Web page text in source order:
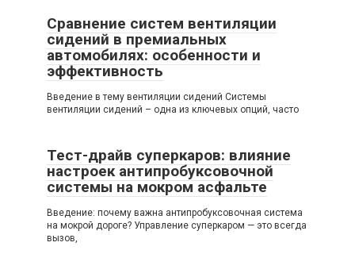
Сравнение систем вентиляции
сидений в премиальных
автомобилях: особенности и
эффективность
Введение в тему вентиляции сидений Системы
вентиляции сидений – одна из ключевых опций, часто
Тест-драйв суперкаров: влияние
настроек антипробуксовочной
системы на мокром асфальте
Введение: почему важна антипробуксовочная система
на мокрой дороге? Управление суперкаром — это всегда
вызов,